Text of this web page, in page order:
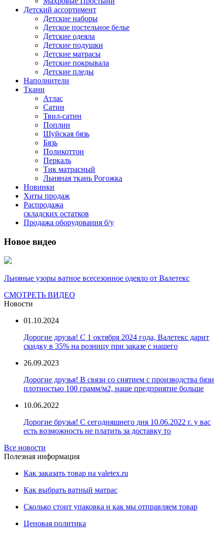
Детский ассортимент
Детские наборы
Детское постельное белье
Детские одеяла
Детские подушки
Детские матрасы
Детские покрывала
Детские пледы
Наполнители
Ткани
Атлас
Сатин
Твил-сатин
Поплин
Шуйская бязь
Бязь
Поликоттон
Перкаль
Тик матрасный
Льняная ткань Рогожка
Новинки
Хиты продаж
Распродажа
складских остатков
Продажа оборудования б/у
Новое видео
Льняные узоры ватное всесезонное одеяло от Валетекс
СМОТРЕТЬ ВИДЕО
Новости
01.10.2024
Дорогие друзья! С 1 октября 2024 года, Валетекс дарит
скидку в 35% на розницу при заказе с нашего
26.09.2023
Дорогие друзья! В связи со снятием с производства бязи
плотностью 100 грамм/м2, наше предприятие больше
10.06.2022
Дорогие брузья! С сегодняшнего дня 10.06.2022 г. у вас
есть возможность не платить за доставку то
Все новости
Полезная информация
Как заказать товар на valetex.ru
Как выбрать ватный матрас
Сколько стоит упаковка и как мы отправляем товар
Ценовая политика